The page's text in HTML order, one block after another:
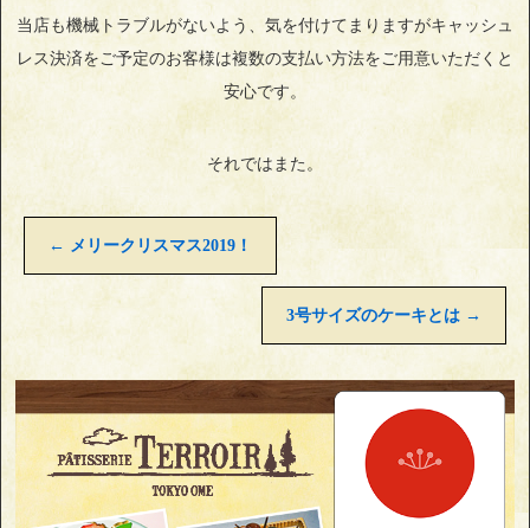
当店も機械トラブルがないよう、気を付けてまりますがキャッシュ
レス決済をご予定のお客様は複数の支払い方法をご用意いただくと
安心です。
それではまた。
← メリークリスマス2019！
3号サイズのケーキとは →